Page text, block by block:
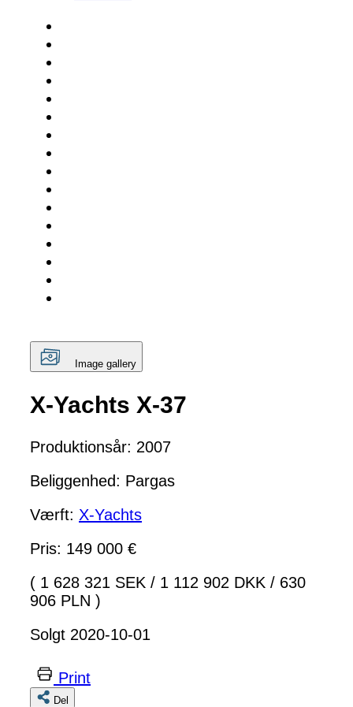
Image gallery
X-Yachts X-37
Produktionsår: 2007
Beliggenhed: Pargas
Værft: X-Yachts
Pris: 149 000 €
( 1 628 321 SEK / 1 112 902 DKK / 630
906 PLN )
Solgt 2020-10-01
Print
Del